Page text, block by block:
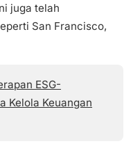
juga telah
San Francisco,
ESG-
Kelola Keuangan